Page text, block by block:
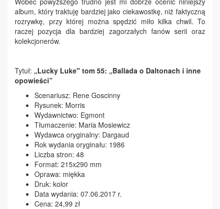
album, który traktuję bardziej jako ciekawostkę, niż faktyczną
rozrywkę, przy której można spędzić miło kilka chwil. To
raczej pozycja dla bardziej zagorzałych fanów serii oraz
kolekcjonerów.
Tytuł: „Lucky Luke" tom 55: „Ballada o Daltonach i inne
opowieści”
Scenariusz: Rene Goscinny
Rysunek: Morris
Wydawnictwo: Egmont
Tłumaczenie: Maria Mosiewicz
Wydawca oryginalny: Dargaud
Rok wydania oryginału: 1986
Liczba stron: 48
Format: 215x290 mm
Oprawa: miękka
Druk: kolor
Data wydania: 07.06.2017 r.
Cena: 24,99 zł